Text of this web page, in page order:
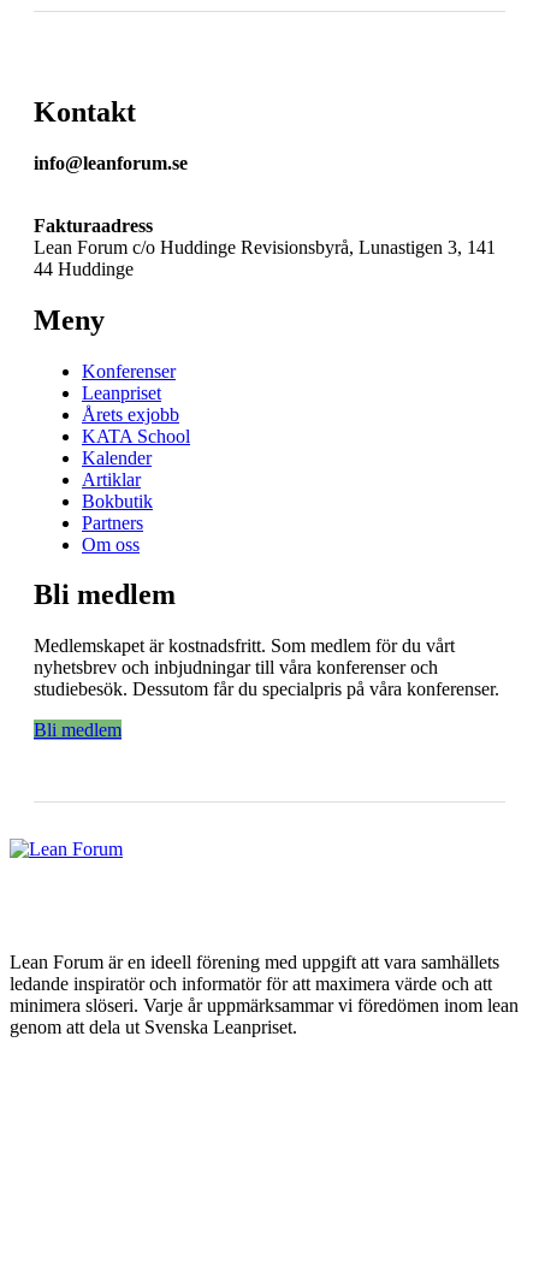
Kontakt
info@leanforum.se
Fakturaadress
Lean Forum c/o Huddinge Revisionsbyrå, Lunastigen 3, 141
44 Huddinge
Meny
Konferenser
Leanpriset
Årets exjobb
KATA School
Kalender
Artiklar
Bokbutik
Partners
Om oss
Bli medlem
Medlemskapet är kostnadsfritt. Som medlem för du vårt
nyhetsbrev och inbjudningar till våra konferenser och
studiebesök. Dessutom får du specialpris på våra konferenser.
Bli medlem
Lean Forum är en ideell förening med uppgift att vara samhällets
ledande inspiratör och informatör för att maximera värde och att
minimera slöseri. Varje år uppmärksammar vi föredömen inom lean
genom att dela ut Svenska Leanpriset.